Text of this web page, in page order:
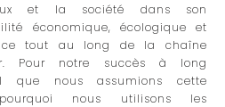
et la société dans son
économique, écologique et
tout au long de la chaîne
Pour notre succès à long
que nous assumions cette
nous utilisons les